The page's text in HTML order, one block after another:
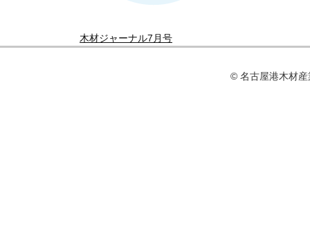
木材ジャーナル7月号
© 名古屋港⽊材